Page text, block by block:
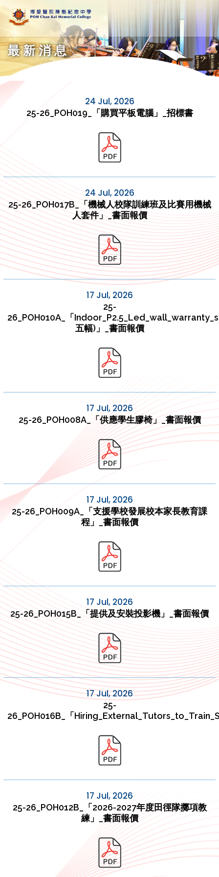
最新消息
24 Jul, 2026
25-26_POH019_「購買平板電腦」_招標書
24 Jul, 2026
25-26_POH017B_「機械人校隊訓練班及比賽用機械
人套件」_書面報價
17 Jul, 2026
25-
26_POH010A_「
五幅)」_書面報價
17 Jul, 2026
25-26_POH008A_「供應學生膠椅」_書面報價
17 Jul, 2026
25-26_POH009A_「支援學校發展校本家長教育課
程」_書面報價
17 Jul, 2026
25-26_POH015B_「提供及安裝投影機」_書面報價
17 Jul, 2026
25-
26_POH016B_「
17 Jul, 2026
25-26_POH012B_「2026-2027年度田徑隊擲項教
練」_書面報價